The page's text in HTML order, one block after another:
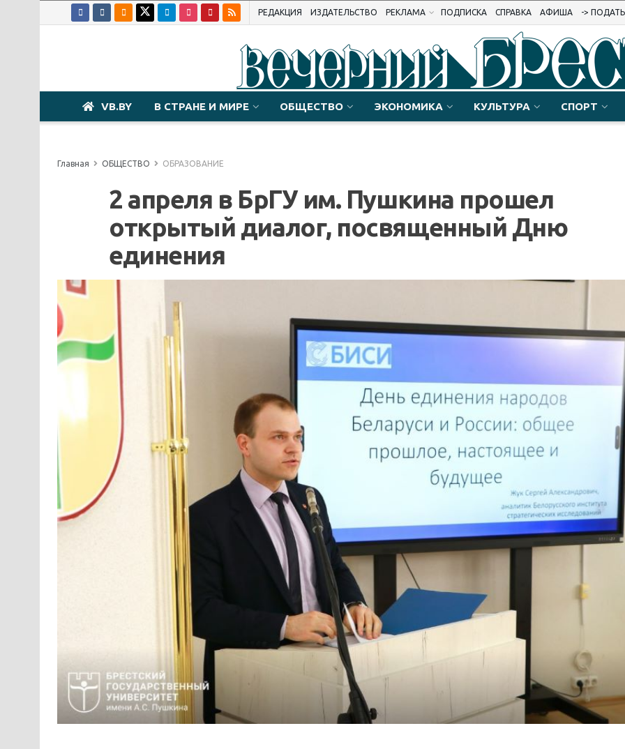
РЕДАКЦИЯ ИЗДАТЕЛЬСТВО РЕКЛАМА ПОДПИСКА СПРАВКА АФИША ->
VB.BY В СТРАНЕ И МИРЕ ОБЩЕСТВО ЭКОНОМИКА КУЛЬТУРА СПОРТ
Главная ОБЩЕСТВО ОБРАЗОВАНИЕ
2 апреля в БрГУ им. Пушкина прошел
открытый диалог, посвященный Дню
единения